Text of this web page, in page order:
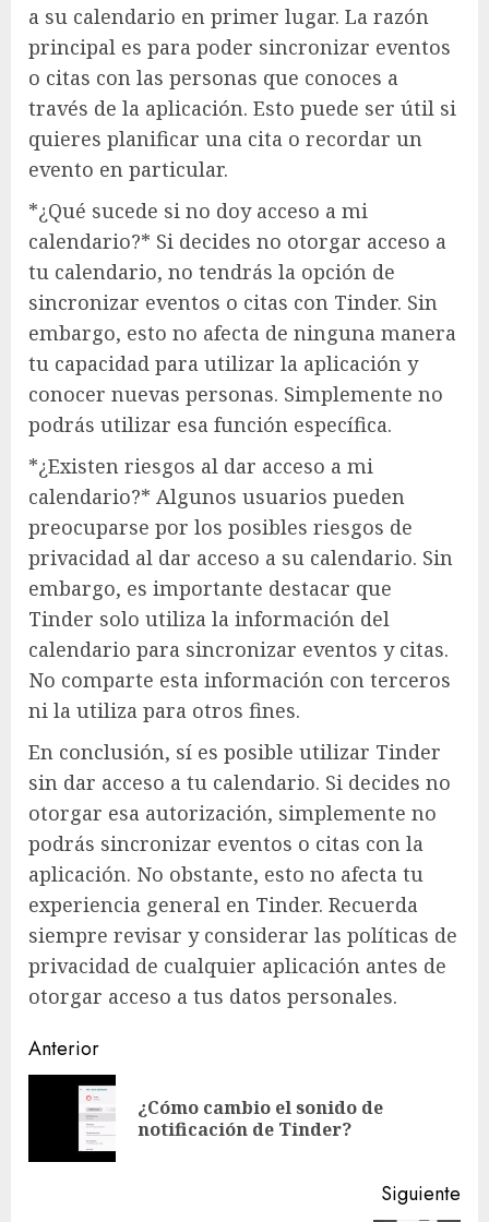
a su calendario en primer lugar. La razón
principal es para poder sincronizar eventos
o citas con las personas que conoces a
través de la aplicación. Esto puede ser útil si
quieres planificar una cita o recordar un
evento en particular.
*¿Qué sucede si no doy acceso a mi
calendario?* Si decides no otorgar acceso a
tu calendario, no tendrás la opción de
sincronizar eventos o citas con Tinder. Sin
embargo, esto no afecta de ninguna manera
tu capacidad para utilizar la aplicación y
conocer nuevas personas. Simplemente no
podrás utilizar esa función específica.
*¿Existen riesgos al dar acceso a mi
calendario?* Algunos usuarios pueden
preocuparse por los posibles riesgos de
privacidad al dar acceso a su calendario. Sin
embargo, es importante destacar que
Tinder solo utiliza la información del
calendario para sincronizar eventos y citas.
No comparte esta información con terceros
ni la utiliza para otros fines.
En conclusión, sí es posible utilizar Tinder
sin dar acceso a tu calendario. Si decides no
otorgar esa autorización, simplemente no
podrás sincronizar eventos o citas con la
aplicación. No obstante, esto no afecta tu
experiencia general en Tinder. Recuerda
siempre revisar y considerar las políticas de
privacidad de cualquier aplicación antes de
otorgar acceso a tus datos personales.
Navegación
de
entradas
Anterior
¿Cómo cambio el sonido de
notificación de Tinder?
Siguiente